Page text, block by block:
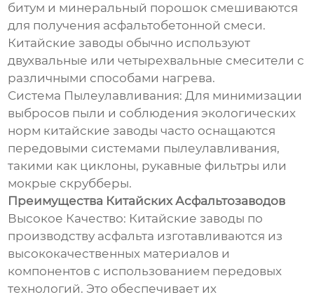
битум и минеральный порошок смешиваются
для получения асфальтобетонной смеси.
Китайские заводы обычно используют
двухвальные или четырехвальные смесители с
различными способами нагрева.
Система Пылеулавливания: Для минимизации
выбросов пыли и соблюдения экологических
норм китайские заводы часто оснащаются
передовыми системами пылеулавливания,
такими как циклоны, рукавные фильтры или
мокрые скрубберы.
Преимущества Китайских Асфальтозаводов
Высокое Качество: Китайские заводы по
производству асфальта изготавливаются из
высококачественных материалов и
компонентов с использованием передовых
технологий. Это обеспечивает их